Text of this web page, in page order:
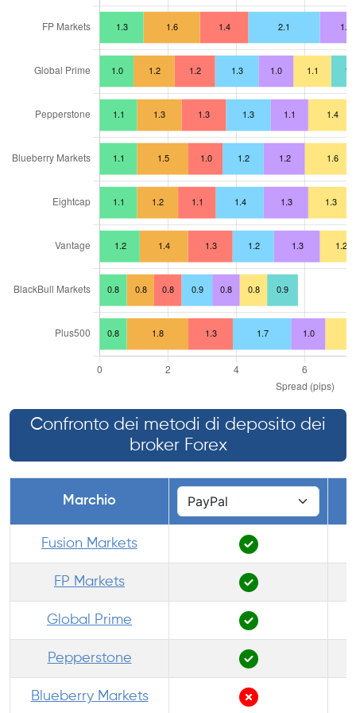
Confronto dei metodi di deposito dei
broker Forex
Marchio
Fusion Markets
FP Markets
Global Prime
Pepperstone
Blueberry Markets